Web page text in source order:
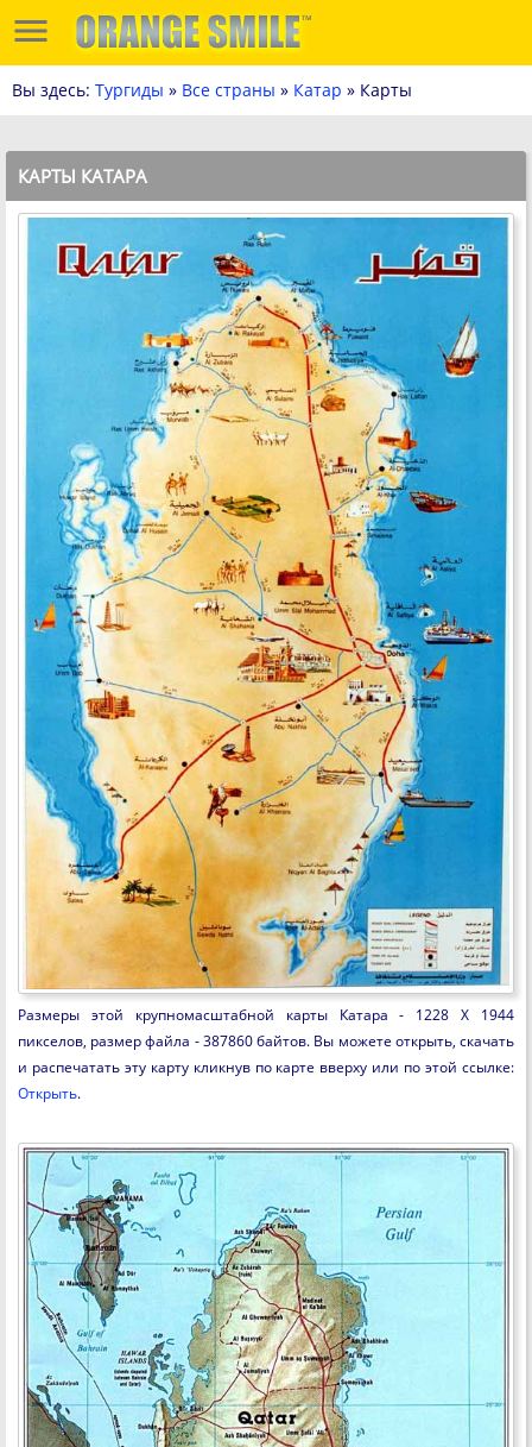
Вы здесь: Тургиды » Все страны » Катар » Карты
КАРТЫ КАТАРА
Размеры этой крупномасштабной карты Катара - 1228 X 1944
пикселов, размер файла - 387860 байтов. Вы можете открыть, скачать
и распечатать эту карту кликнув по карте вверху или по этой ссылке:
Открыть.